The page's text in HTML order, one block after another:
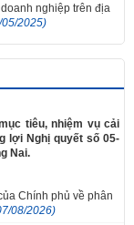
nghiệp trên địa
2025)
tiêu, nhiệm vụ cải
lợi Nghị quyết số 05-
Nai.
Chính phủ về phân
08/2026)